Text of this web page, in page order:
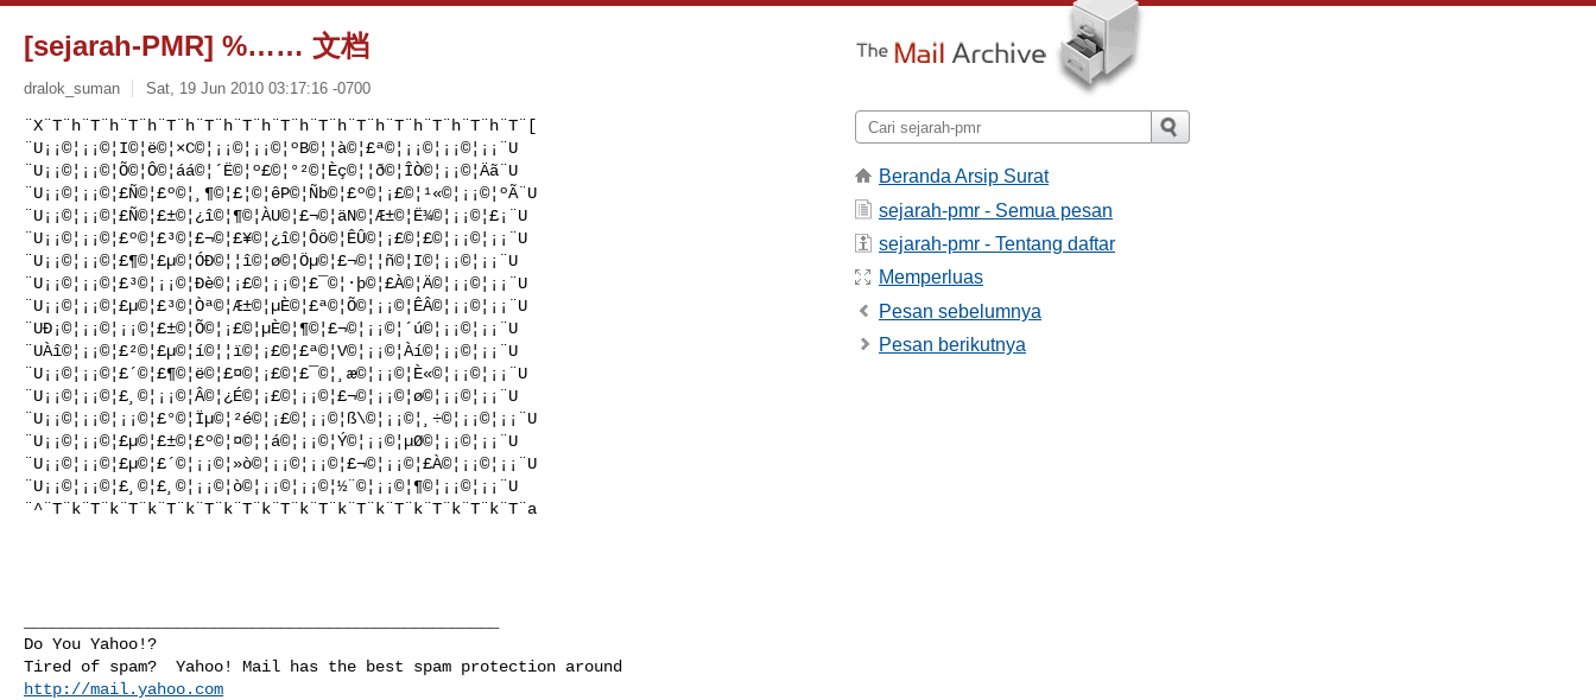
[sejarah-PMR] %…… 文档
dralok_suman Sat, 19 Jun 2010 03:17:16 -0700
¨X¨T¨h¨T¨h¨T¨h¨T¨h¨T¨h¨T¨h¨T¨h¨T¨h¨T¨h¨T¨h¨T¨h¨T¨h¨T¨[
¨U¡¡©¦¡¡©¦I©¦ë©¦×C©¦¡¡©¦¡¡©¦ºB©¦¦à©¦£ª©¦¡¡©¦¡¡©¦¡¡¨U
¨U¡¡©¦¡¡©¦Õ©¦Ô©¦áá©¦´Ë©¦º£©¦°²©¦Èç©¦¦ð©¦ÎÒ©¦¡¡©¦Äã¨U
¨U¡¡©¦¡¡©¦£Ñ©¦£º©¦¸¶©¦£¦©¦êP©¦Ñb©¦£º©¦¡£©¦¹«©¦¡¡©¦ºÃ¨U
¨U¡¡©¦¡¡©¦£Ñ©¦£±©¦¿î©¦¶©¦ÀU©¦£¬©¦äN©¦Æ±©¦Ë¾©¦¡¡©¦£¡¨U
¨U¡¡©¦¡¡©¦£º©¦£³©¦£¬©¦£¥©¦¿î©¦Ôö©¦ÊÛ©¦¡£©¦£©¦¡¡©¦¡¡¨U
¨U¡¡©¦¡¡©¦£¶©¦£µ©¦ÓÐ©¦¦î©¦ø©¦Öµ©¦£¬©¦¦ñ©¦I©¦¡¡©¦¡¡¨U
¨U¡¡©¦¡¡©¦£³©¦¡¡©¦Ðè©¦¡£©¦¡¡©¦£¯©¦·þ©¦£À©¦Ä©¦¡¡©¦¡¡¨U
¨U¡¡©¦¡¡©¦£µ©¦£³©¦Òª©¦Æ±©¦µÈ©¦£ª©¦Õ©¦¡¡©¦ÊÂ©¦¡¡©¦¡¡¨U
¨UÐ¡©¦¡¡©¦¡¡©¦£±©¦Õ©¦¡£©¦µÈ©¦¶©¦£¬©¦¡¡©¦´ú©¦¡¡©¦¡¡¨U
¨UÀî©¦¡¡©¦£²©¦£µ©¦í©¦¦ï©¦¡£©¦£ª©¦V©¦¡¡©¦Àí©¦¡¡©¦¡¡¨U
¨U¡¡©¦¡¡©¦£´©¦£¶©¦ë©¦£¤©¦¡£©¦£¯©¦¸æ©¦¡¡©¦È«©¦¡¡©¦¡¡¨U
¨U¡¡©¦¡¡©¦£¸©¦¡¡©¦Â©¦¿É©¦¡£©¦¡¡©¦£¬©¦¡¡©¦ø©¦¡¡©¦¡¡¨U
¨U¡¡©¦¡¡©¦¡¡©¦£°©¦Ïµ©¦²é©¦¡£©¦¡¡©¦ß\©¦¡¡©¦¸÷©¦¡¡©¦¡¡¨U
¨U¡¡©¦¡¡©¦£µ©¦£±©¦£º©¦¤©¦¦á©¦¡¡©¦Ý©¦¡¡©¦µØ©¦¡¡©¦¡¡¨U
¨U¡¡©¦¡¡©¦£µ©¦£´©¦¡¡©¦»ò©¦¡¡©¦¡¡©¦£¬©¦¡¡©¦£À©¦¡¡©¦¡¡¨U
¨U¡¡©¦¡¡©¦£¸©¦£¸©¦¡¡©¦ò©¦¡¡©¦¡¡©¦½¨©¦¡¡©¦¶©¦¡¡©¦¡¡¨U
¨^¨T¨k¨T¨k¨T¨k¨T¨k¨T¨k¨T¨k¨T¨k¨T¨k¨T¨k¨T¨k¨T¨k¨T¨k¨T¨a
Do You Yahoo!?
http://mail.yahoo.com
Beranda Arsip Surat
sejarah-pmr - Semua pesan
sejarah-pmr - Tentang daftar
Memperluas
Pesan sebelumnya
Pesan berikutnya